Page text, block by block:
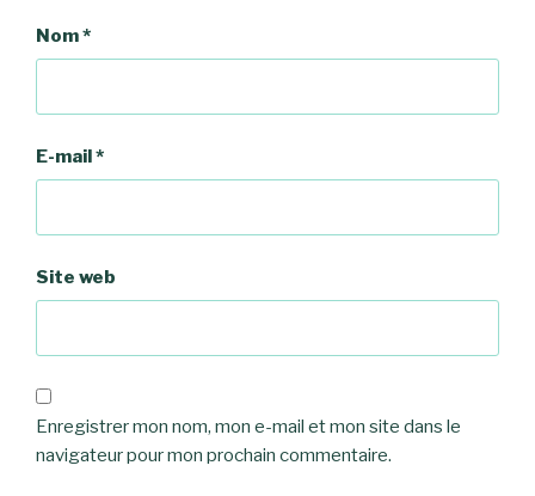
Nom*
E-mail*
Site web
Enregistrer mon nom, mon e-mail et mon site dans le
navigateur pour mon prochain commentaire.